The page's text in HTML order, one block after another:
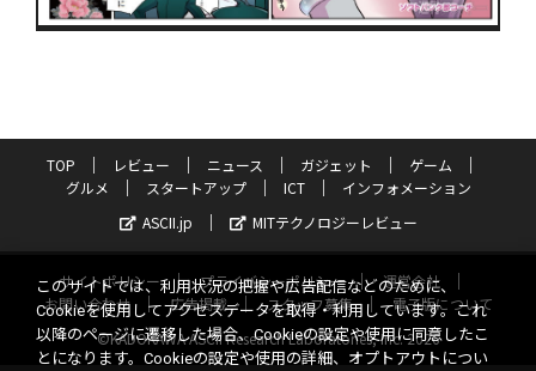
TOP レビュー ニュース ガジェット
ゲーム
グルメ
スタートアップ ICT
インフォメーション
ASCII.jp
MITテクノロジーレビュー
サイトポリシー プライバシーポリシー
運営会社
お問い合わせ
広告掲載 スタッフ募集
電子版について
©KADOKAWA ASCII Research Laboratories, Inc. 2026
このサイトでは、利用状況の把握や広告配信などのために、
Cookieを使用してアクセスデータを取得・利用しています。これ
以降のページに遷移した場合、Cookieの設定や使用に同意したこ
とになります。Cookieの設定や使用の詳細、オプトアウトについ